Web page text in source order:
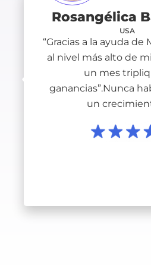
Rosangélica
USA
“Gracias a la ayuda
al nivel más alto de
un mes
ganancias”.Nunca
un